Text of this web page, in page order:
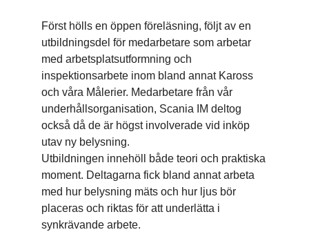
Först hölls en öppen föreläsning, följt av en
utbildningsdel för medarbetare som arbetar
med arbetsplatsutformning och
inspektionsarbete inom bland annat Kaross
och våra Målerier. Medarbetare från vår
underhållsorganisation, Scania IM deltog
också då de är högst involverade vid inköp
utav ny belysning.
Utbildningen innehöll både teori och praktiska
moment. Deltagarna fick bland annat arbeta
med hur belysning mäts och hur ljus bör
placeras och riktas för att underlätta i
synkrävande arbete.